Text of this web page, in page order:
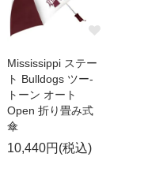
Mississippi ステー
ト Bulldogs ツー-
トーン オート
Open 折り畳み式
傘
10,440円(税込)